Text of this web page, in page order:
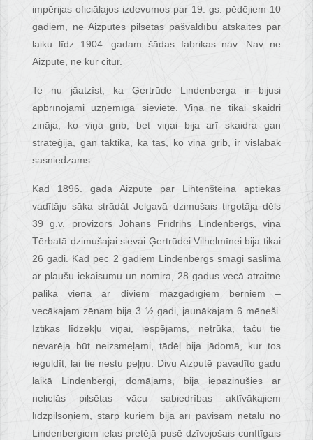
impērijas oficiālajos izdevumos par 19. gs. pēdējiem 10
gadiem, ne Aizputes pilsētas pašvaldību atskaitēs par
laiku līdz 1904. gadam šādas fabrikas nav. Nav ne
Aizputē, ne kur citur.
Te nu jāatzīst, ka Ģertrūde Lindenberga ir bijusi
apbrīnojami uzņēmīga sieviete. Viņa ne tikai skaidri
zināja, ko viņa grib, bet viņai bija arī skaidra gan
stratēģija, gan taktika, kā tas, ko viņa grib, ir vislabāk
sasniedzams.
Kad 1896. gadā Aizputē par Lihtenšteina aptiekas
vadītāju sāka strādāt Jelgavā dzimušais tirgotāja dēls
39 g.v. provizors Johans Frīdrihs Lindenbergs, viņa
Tērbatā dzimušajai sievai Ģertrūdei Vilhelmīnei bija tikai
26 gadi. Kad pēc 2 gadiem Lindenbergs smagi saslima
ar plaušu iekaisumu un nomira, 28 gadus vecā atraitne
palika viena ar diviem mazgadīgiem bērniem –
vecākajam zēnam bija 3 ½ gadi, jaunākajam 6 mēneši.
Iztikas līdzekļu viņai, iespējams, netrūka, taču tie
nevarēja būt neizsmeļami, tādēļ bija jādomā, kur tos
ieguldīt, lai tie nestu peļņu. Divu Aizputē pavadīto gadu
laikā Lindenbergi, domājams, bija iepazinušies ar
nelielās pilsētas vācu sabiedrības aktīvākajiem
līdzpilsoņiem, starp kuriem bija arī pavisam netālu no
Lindenbergiem ielas pretējā pusē dzīvojošais cunftīgais